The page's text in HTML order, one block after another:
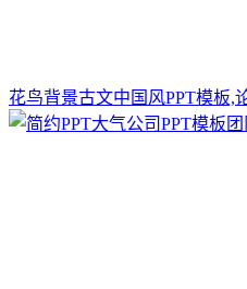
花鸟背景古文中国风PPT模板,